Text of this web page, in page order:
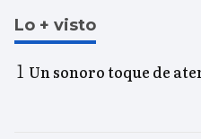
Lo + visto
Un sonoro toque de